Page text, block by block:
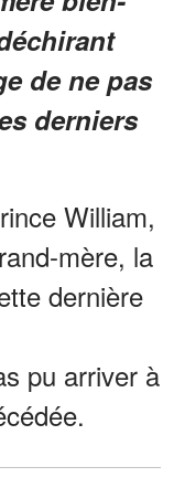
de ne pas
derniers
William,
mère, la
dernière
pu arriver à